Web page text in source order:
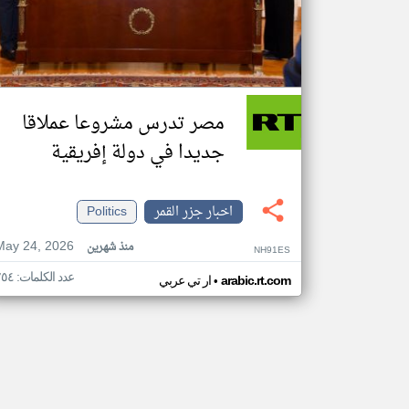
مصر تدرس مشروعا عملاقا
جديدا في دولة إفريقية
اخبار جزر القمر
Politics
24, 2026
منذ شهرين NH91ES
ار تي عربي• arabic.rt.com عدد الكلمات: ٢٥٤